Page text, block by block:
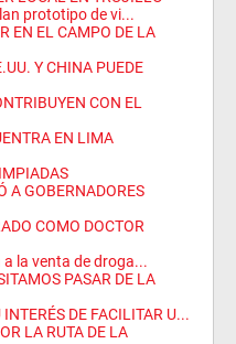
prototipo de vi...
EN EL CAMPO DE LA
Y CHINA PUEDE
CON EL
EN LIMA
A GOBERNADORES
COMO DOCTOR
la venta de droga...
PASAR DE LA
DE FACILITAR U...
LA RUTA DE LA